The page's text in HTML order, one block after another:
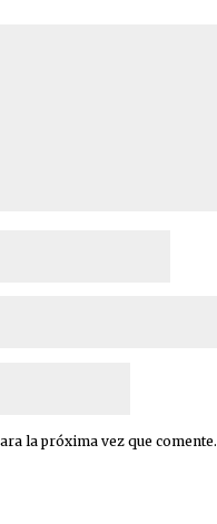
la próxima vez que comente.